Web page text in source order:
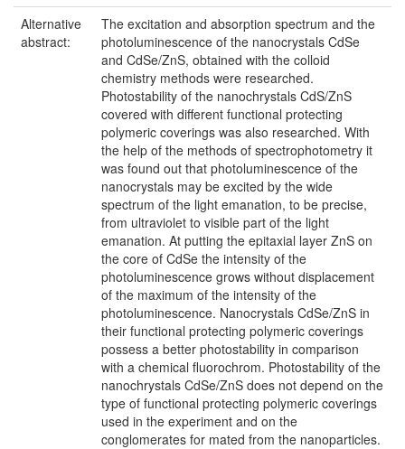
Alternative
abstract:
The excitation and absorption spectrum and the
photoluminescence of the nanocrystals CdSe
and CdSe/ZnS, obtained with the colloid
chemistry methods were researched.
Photostability of the nanochrystals CdS/ZnS
covered with different functional protecting
polymeric coverings was also researched. With
the help of the methods of spectrophotometry it
was found out that photoluminescence of the
nanocrystals may be excited by the wide
spectrum of the light emanation, to be precise,
from ultraviolet to visible part of the light
emanation. At putting the epitaxial layer ZnS on
the core of CdSe the intensity of the
photoluminescence grows without displacement
of the maximum of the intensity of the
photoluminescence. Nanocrystals CdSe/ZnS in
their functional protecting polymeric coverings
possess a better photostability in comparison
with a chemical fluorochrom. Photostability of the
nanochrystals CdSe/ZnS does not depend on the
type of functional protecting polymeric coverings
used in the experiment and on the
conglomerates for mated from the nanoparticles.